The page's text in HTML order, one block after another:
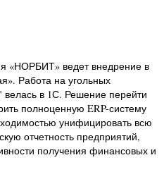
«НОРБИТ» ведет внедрение в
Работа на угольных
в 1С. Решение перейти
полноценную ERP-систему
унифицировать всю
отчетность предприятий,
получения финансовых и